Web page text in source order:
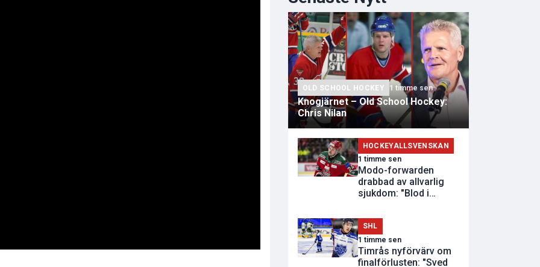
OLD SCHOOL HOCKEY 1 timme sen
Knogjärnet – Old School Hockey:
Chris Nilan
HOCKEYALLSVENSKAN
1 timme sen
Modo-forwarden
drabbad av allvarlig
sjukdom: "Blod i
SHL
1 timme sen
Timrås nyförvärv om
finalförlusten: "Sved